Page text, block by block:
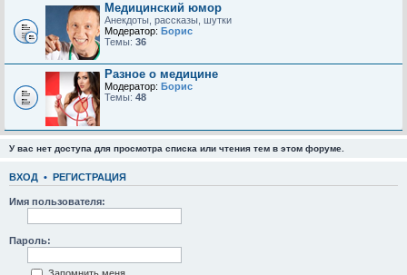
Медицинский юмор
Анекдоты, рассказы, шутки
Модератор: Борис
Темы: 36
Разное о медицине
Модератор: Борис
Темы: 48
У вас нет доступа для просмотра списка или чтения тем в этом форуме.
ВХОД • РЕГИСТРАЦИЯ
Имя пользователя:
Пароль: